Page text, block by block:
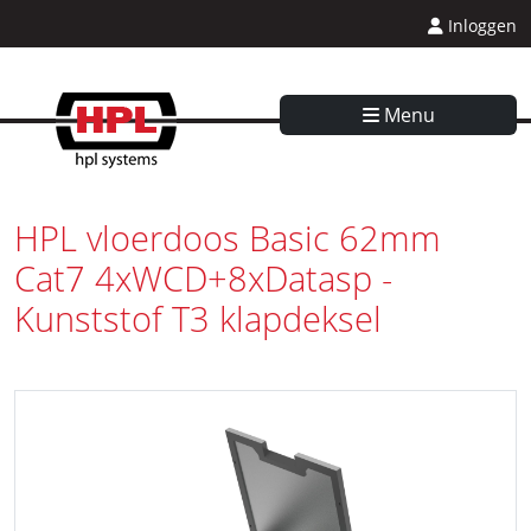
Inloggen
Menu
HPL vloerdoos Basic 62mm
Cat7 4xWCD+8xDatasp -
Kunststof T3 klapdeksel